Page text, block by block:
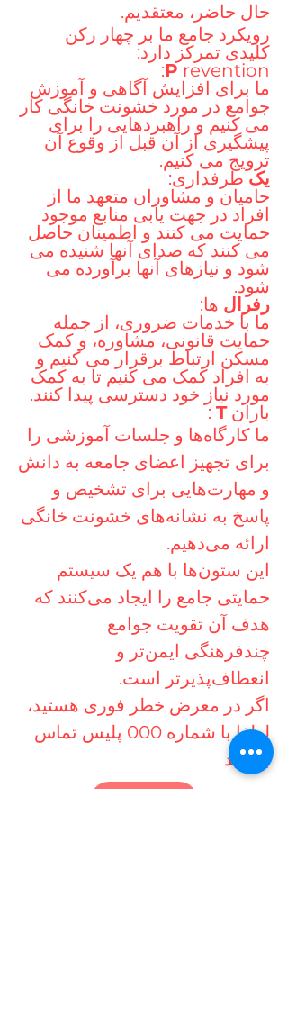
حال حاضر، معتقدیم.
رویکرد جامع ما بر چهار رکن
کلیدی تمرکز دارد:
P revention:
ما برای افزایش آگاهی و آموزش
جوامع در مورد خشونت خانگی کار
می کنیم و راهبردهایی را برای
پیشگیری از آن قبل از وقوع آن
ترویج می کنیم.
یکطرفداری:
حامیان و مشاوران متعهد ما از
افراد در جهت یابی منابع موجود
حمایت می کنند و اطمینان حاصل
می کنند که صدای آنها شنیده می
شود و نیازهای آنها برآورده می
شود.
رفرال ها:
ما با خدمات ضروری، از جمله
حمایت قانونی، مشاوره، و کمک
مسکن ارتباط برقرار می کنیم و
به افراد کمک می کنیم تا به کمک
مورد نیاز خود دسترسی پیدا کنند.
بارانT
:
ما کارگاه‌ها و جلسات آموزشی را
برای تجهیز اعضای جامعه به دانش
و مهارت‌هایی برای تشخیص و
پاسخ به نشانه‌های خشونت خانگی
ارائه می‌دهیم.
این ستون‌ها با هم یک سیستم
حمایتی جامع را ایجاد می‌کنند که
هدف آن تقویت جوامع
چندفرهنگی ایمن‌تر و
انعطاف‌پذیرتر است.
اگر در معرض خطر فوری هستید،
لطفا با شماره 000 پلیس تماس
بگیرید